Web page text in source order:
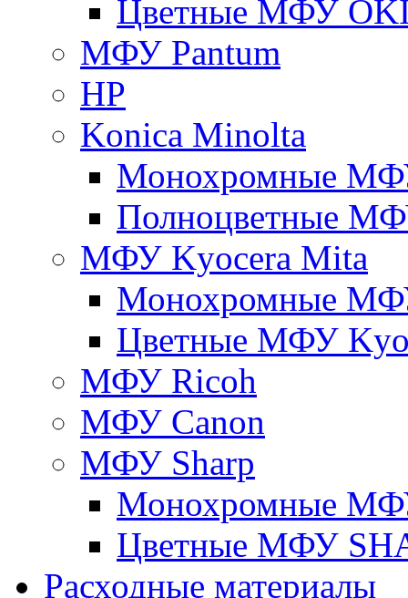
Цветные МФУ
МФУ Pantum
HP
Konica Minolta
Монохромные
Полноцветные
МФУ Kyocera Mita
Монохромные
Цветные МФУ
МФУ Ricoh
МФУ Canon
МФУ Sharp
Монохромные
Цветные МФУ
Расходные материалы